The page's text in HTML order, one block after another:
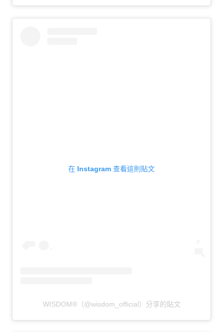
在 Instagram 查看這則貼文
WISDOM®（@wisdom_official）分享的貼文